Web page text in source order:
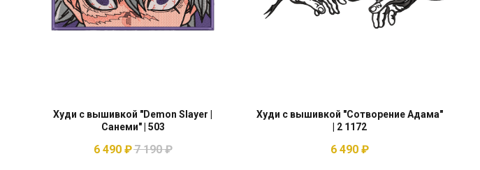
Худи с вышивкой "Demon Slayer |
Санеми" | 503
6 490 ₽7 190 ₽
Худи с вышивкой "Сотворение Адама"
| 2 1172
6 490 ₽